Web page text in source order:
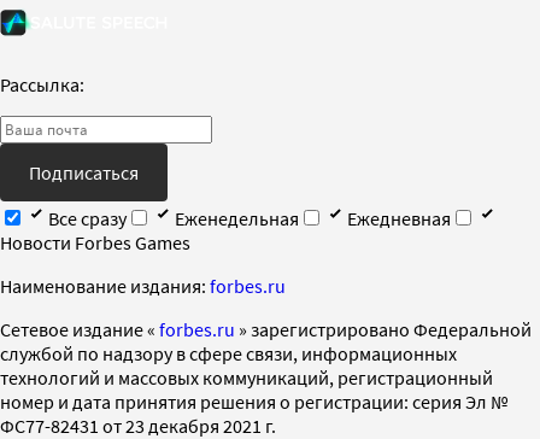
Рассылка:
Подписаться
Все сразу
Еженедельная
Ежедневная
Новости Forbes Games
Наименование издания: forbes.ru
Cетевое издание « forbes.ru » зарегистрировано Федеральной
службой по надзору в сфере связи, информационных
технологий и массовых коммуникаций, регистрационный
номер и дата принятия решения о регистрации: серия Эл №
ФС77-82431 от 23 декабря 2021 г.